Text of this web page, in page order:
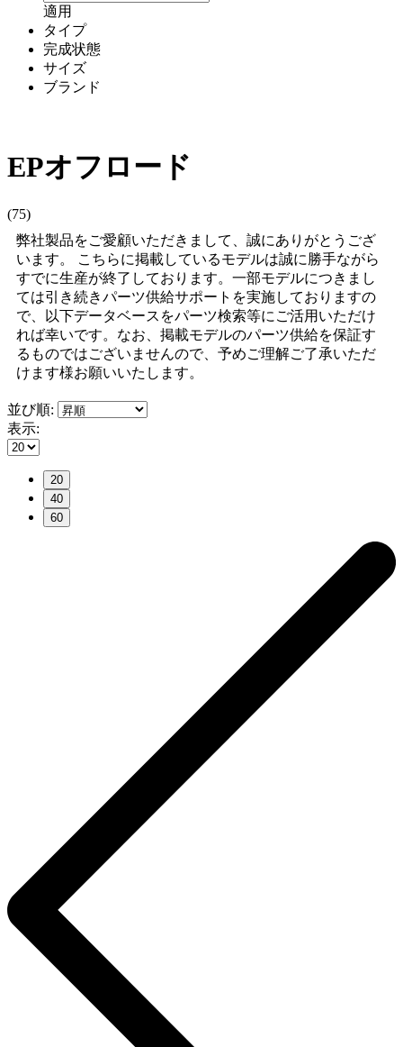
適用
タイプ
完成状態
サイズ
ブランド
EPオフロード
(75)
弊社製品をご愛顧いただきまして、誠にありがとうござ
います。 こちらに掲載しているモデルは誠に勝手ながら
すでに生産が終了しております。一部モデルにつきまし
ては引き続きパーツ供給サポートを実施しておりますの
で、以下データベースをパーツ検索等にご活用いただけ
れば幸いです。なお、掲載モデルのパーツ供給を保証す
るものではございませんので、予めご理解ご了承いただ
けます様お願いいたします。
並び順:
表示:
20
40
60